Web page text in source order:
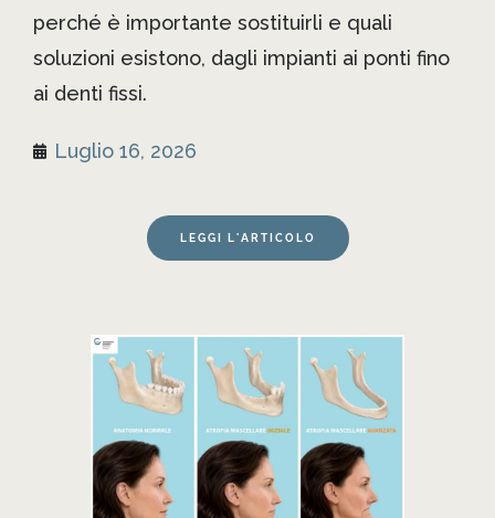
perché è importante sostituirli e quali
soluzioni esistono, dagli impianti ai ponti fino
ai denti fissi.
Luglio 16, 2026
LEGGI L'ARTICOLO